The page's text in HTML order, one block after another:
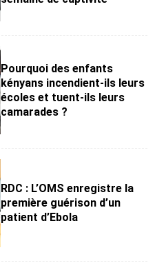
Pourquoi des enfants
kényans incendient-ils leurs
écoles et tuent-ils leurs
camarades ?
RDC : L’OMS enregistre la
première guérison d’un
patient d’Ebola